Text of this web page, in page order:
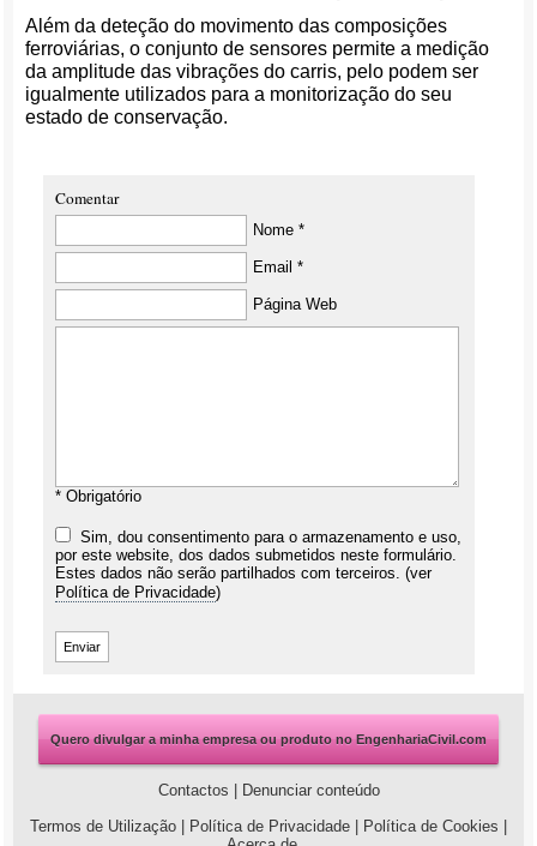
Além da deteção do movimento das composições
ferroviárias, o conjunto de sensores permite a medição
da amplitude das vibrações do carris, pelo podem ser
igualmente utilizados para a monitorização do seu
estado de conservação.
Comentar
Nome *
Email *
Página Web
* Obrigatório
Sim, dou consentimento para o armazenamento e uso,
por este website, dos dados submetidos neste formulário.
Estes dados não serão partilhados com terceiros. (ver
Política de Privacidade)
Quero divulgar a minha empresa ou produto no EngenhariaCivil.com
Contactos
Denunciar conteúdo
Termos de Utilização
Política de Privacidade Política de Cookies